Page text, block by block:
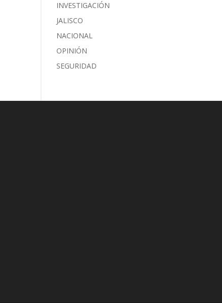
INVESTIGACIÓN
JALISCO
NACIONAL
OPINIÓN
SEGURIDAD